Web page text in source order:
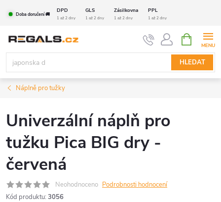
Doba doručení 🚚
DPD GLS Zásilkovna PPL
1 až 2 dny 1 až 2 dny 1 až 2 dny 1 až 2 dny
HLEDAT
NÁKUPNÍ
KOŠÍK
Náplně pro tužky
Univerzální náplň pro
tužku Pica BIG dry -
červená
Neohodnoceno Podrobnosti hodnocení
Kód produktu: 3056